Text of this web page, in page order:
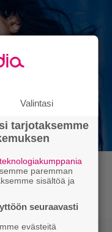
– muista
Valintasi
tarjotaksemme
paremman
sisältöä ja
seuraavasti
evästeitä